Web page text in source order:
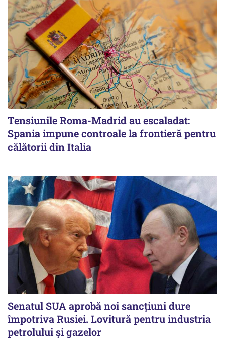
Tensiunile Roma-Madrid au escaladat:
Spania impune controale la frontieră pentru
călătorii din Italia
Senatul SUA aprobă noi sancțiuni dure
împotriva Rusiei. Lovitură pentru industria
petrolului și gazelor